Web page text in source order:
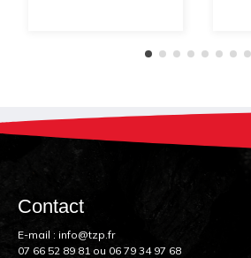
Contact
E-mail : info@tzp.fr
07 66 52 89 81 ou 06 79 34 97 68